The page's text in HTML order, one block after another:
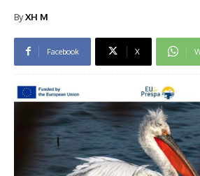
ByXH M
Facebook X